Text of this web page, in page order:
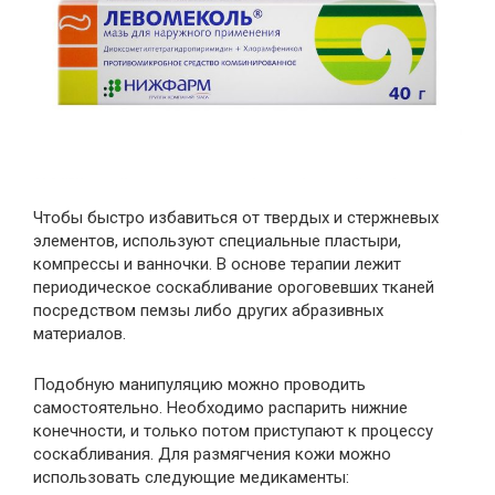
Чтобы быстро избавиться от твердых и стержневых
элементов, используют специальные пластыри,
компрессы и ванночки. В основе терапии лежит
периодическое соскабливание ороговевших тканей
посредством пемзы либо других абразивных
материалов.
Подобную манипуляцию можно проводить
самостоятельно. Необходимо распарить нижние
конечности, и только потом приступают к процессу
соскабливания. Для размягчения кожи можно
использовать следующие медикаменты: